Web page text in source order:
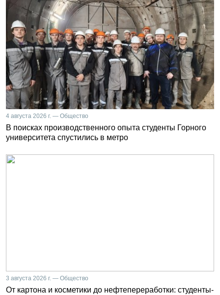
4 августа 2026 г. — Общество
В поисках производственного опыта студенты Горного
университета спустились в метро
3 августа 2026 г. — Общество
От картона и косметики до нефтепереработки: студенты-